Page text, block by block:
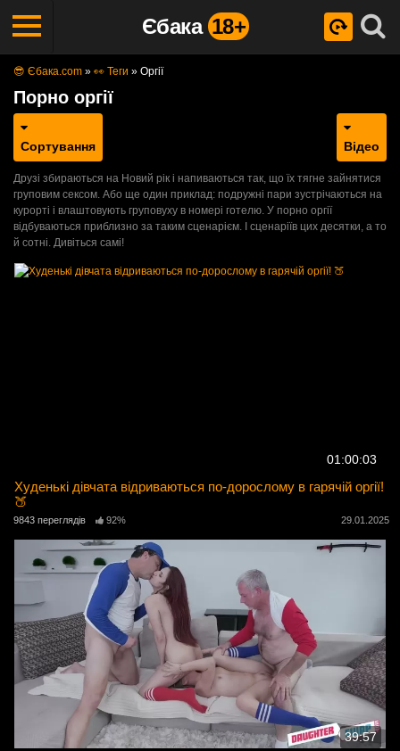
Єбака 18+
😎 Єбака.com » 👀 Теги » Оргії
Порно оргії
Сортування Відео
Друзі збираються на Новий рік і напиваються так, що їх тягне зайнятися
груповим сексом. Або ще один приклад: подружні пари зустрічаються на
курорті і влаштовують груповуху в номері готелю. У порно оргії
відбуваються приблизно за таким сценарієм. І сценаріїв цих десятки, а то
й сотні. Дивіться самі!
01:00:03
Худенькі дівчата відриваються по-дорослому в гарячій оргії!
🍑
9843 переглядів 92% 29.01.2025
39:57